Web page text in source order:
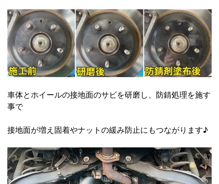
車体とホイールの接地面のサビを研磨し、防錆処理を施す
事で
接地面が増え固着やナットの緩み防止にもつながります♪